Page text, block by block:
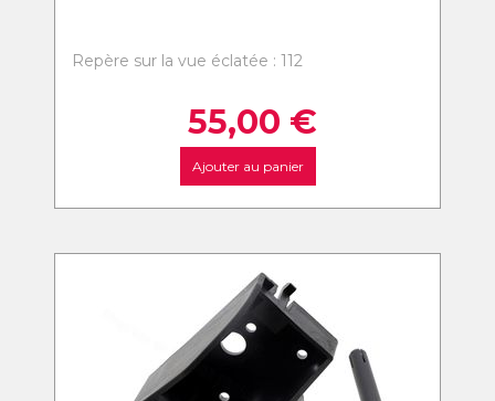
Repère sur la vue éclatée : 112
55,00 €
Ajouter au panier